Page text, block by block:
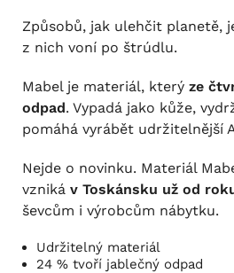
Způsobů, jak ulehčit planetě,
z nich voní po štrúdlu.
Mabel je materiál, který ze
odpad. Vypadá jako kůže,
pomáhá vyrábět udržitelnější
Nejde o novinku. Materiál
vzniká v Toskánsku už od
ševcům i výrobcům nábytku.
Udržitelný materiál
24 % tvoří jablečný odpad